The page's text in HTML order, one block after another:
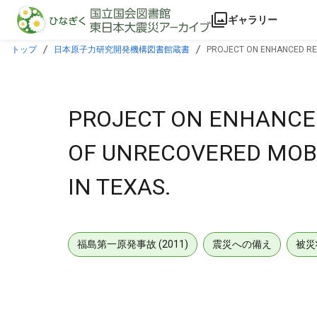
本文に飛ぶ
ギャラリー
トップ 日本原子力研究開発機構図書館蔵書 PROJECT ON ENHANCED
PROJECT ON
OF UNRECOVERED
IN TEXAS.
福島第一原発事故 (2011) 震災への備え 被災